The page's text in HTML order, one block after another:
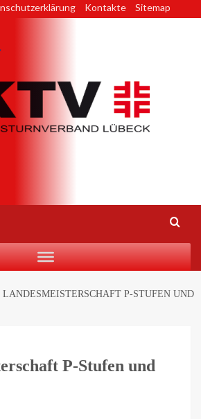
Kontakte Sitemap
LANDESMEISTERSCHAFT P-STUFEN UND
P-Stufen und